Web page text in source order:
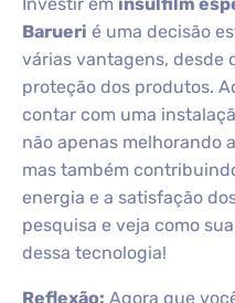
Barueri é uma decisão
várias vantagens, desde
proteção dos produtos.
contar com uma
não apenas melhorando
mas também
energia e a satisfação
pesquisa e veja como
dessa tecnologia!
Reflexão: Agora que